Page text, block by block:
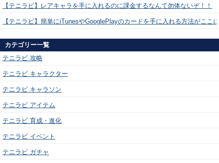
【テニラビ】レアキャラを手に入れるのに課金するなんて勿体ないぞ！！
【テニラビ】簡単にiTunesやGooglePlayのカードを手に入れる方法がここ
カテゴリー一覧
テニラビ 攻略
テニラビ キャラクター
テニラビ キャラソン
テニラビ アイテム
テニラビ 育成・進化
テニラビ イベント
テニラビ ガチャ